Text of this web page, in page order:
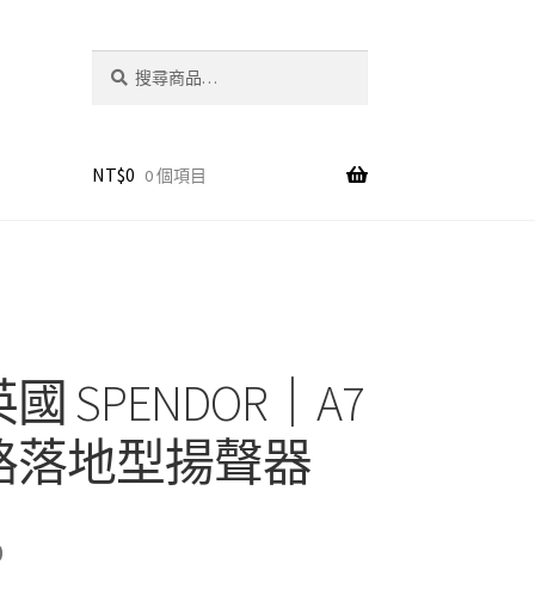
字:
NT$0 0 個項目
SPENDOR｜A7
落地型揚聲器